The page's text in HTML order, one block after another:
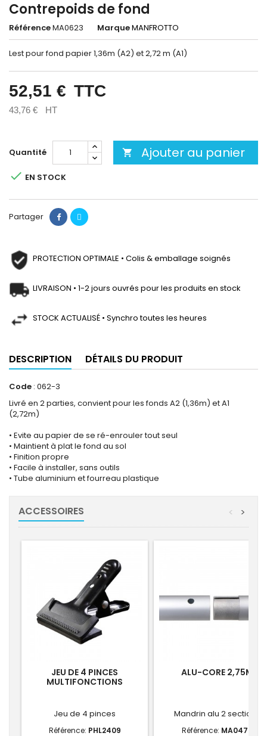
Contrepoids de fond
RéférenceMA0623 MarqueMANFROTTO
Lest pour fond papier 1,36m (A2) et 2,72 m (A1)
52,51 € TTC
43,76 € HT
Quantité  Ajouter au panier
 EN STOCK
Partager
PROTECTION OPTIMALE • Colis & emballage soignés
LIVRAISON • 1-2 jours ouvrés pour les produits en stock
STOCK ACTUALISÉ • Synchro toutes les heures
DESCRIPTION DÉTAILS DU PRODUIT
Code : 062-3
Livré en 2 parties, convient pour les fonds A2 (1,36m) et A1
(2,72m)
• Evite au papier de se ré-enrouler tout seul
• Maintient à plat le fond au sol
• Finition propre
• Facile à installer, sans outils
• Tube aluminium et fourreau plastique
ACCESSOIRES >
<
JEU DE 4 PINCES
MULTIFONCTIONS
Jeu de 4 pinces
Référence: PHL2409
ALU-CORE 2,75M
Mandrin alu 2 sections
Référence: MA0472